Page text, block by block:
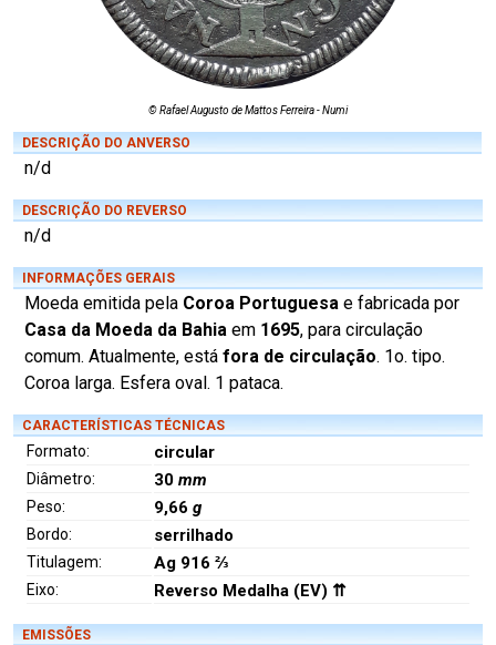
© Rafael Augusto de Mattos Ferreira - Numi
DESCRIÇÃO DO ANVERSO
n/d
DESCRIÇÃO DO REVERSO
n/d
INFORMAÇÕES GERAIS
Moeda emitida pela Coroa Portuguesa e fabricada por
Casa da Moeda da Bahia em 1695, para circulação
comum. Atualmente, está fora de circulação. 1o. tipo.
Coroa larga. Esfera oval. 1 pataca.
CARACTERÍSTICAS TÉCNICAS
Formato: circular
Diâmetro: 30 mm
Peso: 9,66 g
Bordo: serrilhado
Titulagem: Ag 916 ⅔
Eixo: Reverso Medalha (EV) ⇈
EMISSÕES